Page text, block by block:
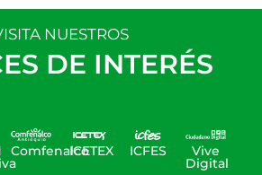
NUESTROS
DE INTERÉS
ComfenalcoICETEX ICFES Vive
Digital